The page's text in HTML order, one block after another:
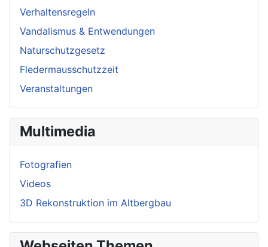
Verhaltensregeln
Vandalismus & Entwendungen
Naturschutzgesetz
Fledermausschutzzeit
Veranstaltungen
Multimedia
Fotografien
Videos
3D Rekonstruktion im Altbergbau